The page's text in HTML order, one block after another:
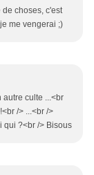
de choses, c'est
me vengerai ;)
culte ...<br
/> ...<br />
qui ?<br /> Bisous